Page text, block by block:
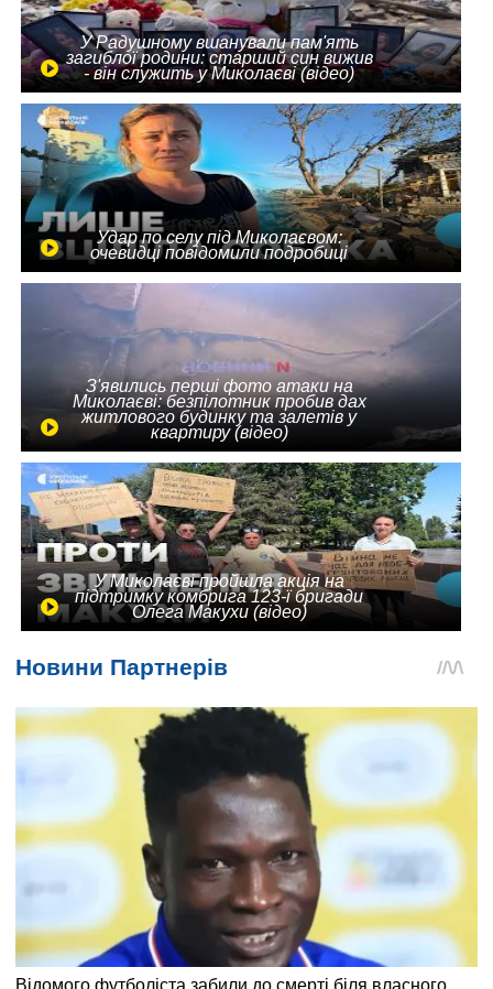
У Радушному вшанували пам'ять
загиблої родини: старший син вижив
- він служить у Миколаєві (відео)
Удар по селу під Миколаєвом:
очевидці повідомили подробиці
З'явились перші фото атаки на
Миколаєві: безпілотник пробив дах
житлового будинку та залетів у
квартиру (відео)
У Миколаєві пройшла акція на
підтримку комбрига 123-ї бригади
Олега Макухи (відео)